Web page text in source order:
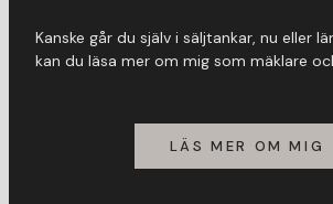
Kanske går du själv i säljtankar, nu eller
kan du läsa mer om mig som mäklare
LÄS MER OM MIG